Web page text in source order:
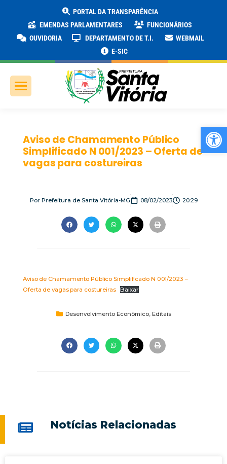
PORTAL DA TRANSPARÊNCIA
EMENDAS PARLAMENTARES
FUNCIONÁRIOS
OUVIDORIA
DEPARTAMENTO DE T.I.
WEBMAIL
E-SIC
Aviso de Chamamento Público
Simplificado N 001/2023 – Oferta de
vagas para costureiras
PorPrefeitura de Santa Vitória-MG 08/02/2023 20:29
Aviso de Chamamento Público Simplificado N 001/2023 –
Oferta de vagas para costureiras
Baixar
Desenvolvimento Econômico, Editais
Notícias Relacionadas